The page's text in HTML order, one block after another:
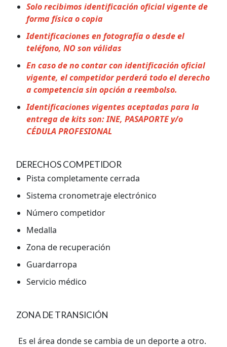
Solo recibimos identificación oficial vigente de
forma física o copia
Identificaciones en fotografía o desde el
teléfono, NO son válidas
En caso de no contar con identificación oficial
vigente, el competidor perderá todo el derecho
a competencia sin opción a reembolso.
Identificaciones vigentes aceptadas para la
entrega de kits son: INE, PASAPORTE y/o
CÉDULA PROFESIONAL
DERECHOS COMPETIDOR
Pista completamente cerrada
Sistema cronometraje electrónico
Número competidor
Medalla
Zona de recuperación
Guardarropa
Servicio médico
ZONA DE TRANSICIÓN
Es el área donde se cambia de un deporte a otro.